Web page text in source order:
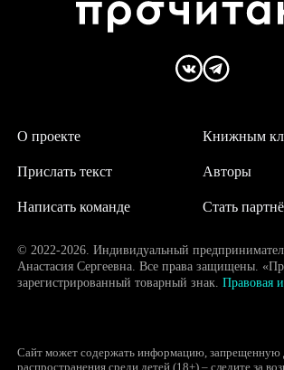
О проекте
Написать команде
Авторы
Прислать текст
Книжным
Стать
© 2022-2026. Индивидуальный
Анастасия Сергеевна. Все права защищены.
зарегистрированный товарный знак. Правовая
Сайт может содержать информацию, запрещенную
распространения среди детей (18+) – следите за